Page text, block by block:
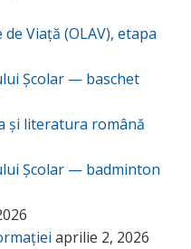
Viață (OLAV), etapa
Școlar — baschet
și literatura română
Școlar — badminton
aprilie 2, 2026